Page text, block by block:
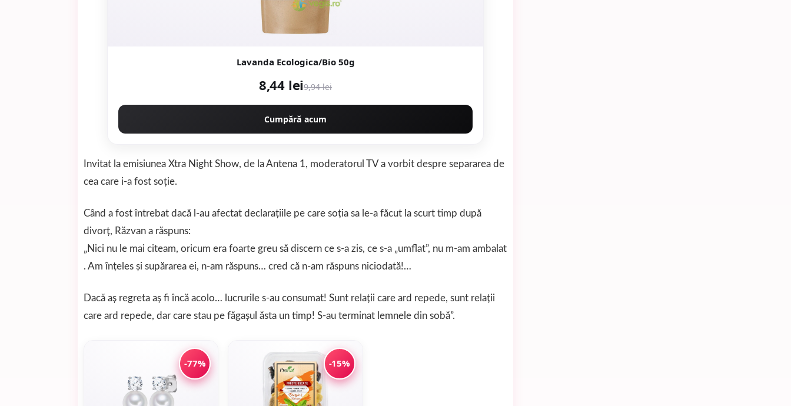
Lavanda Ecologica/Bio 50g
8,44 lei9,94 lei
Cumpără acum
Invitat la emisiunea Xtra Night Show, de la Antena 1, moderatorul TV a vorbit despre separarea de
cea care i-a fost soție.
Când a fost întrebat dacă l-au afectat declaraţiile pe care soţia sa le-a făcut la scurt timp după
divorţ, Răzvan a răspuns:
„Nici nu le mai citeam, oricum era foarte greu să discern ce s-a zis, ce s-a „umflat”, nu m-am ambalat
. Am înţeles şi supărarea ei, n-am răspuns… cred că n-am răspuns niciodată!…
Dacă aş regreta aş fi încă acolo… lucrurile s-au consumat! Sunt relaţii care ard repede, sunt relaţii
care ard repede, dar care stau pe făgaşul ăsta un timp! S-au terminat lemnele din sobă”.
-77% -15%